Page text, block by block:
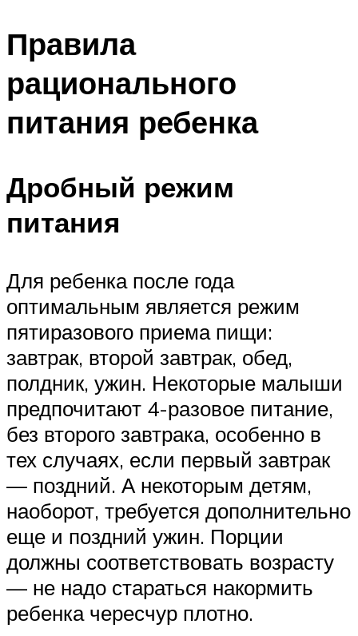
Правила
рационального
питания ребенка
Дробный режим
питания
Для ребенка после года
оптимальным является режим
пятиразового приема пищи:
завтрак, второй завтрак, обед,
полдник, ужин. Некоторые малыши
предпочитают 4-разовое питание,
без второго завтрака, особенно в
тех случаях, если первый завтрак
— поздний. А некоторым детям,
наоборот, требуется дополнительно
еще и поздний ужин. Порции
должны соответствовать возрасту
— не надо стараться накормить
ребенка чересчур плотно.